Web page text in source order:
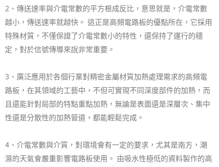
2、傳送速率與介電常數的平方根成反比，意思就是，介電常數
越小，傳送速率就越快。 這正是高頻電路板的優點所在，它採用
特殊材質，不僅保證了介電常數小的特性，還保持了運行的穩
定，對於信號傳導來說非常重要。
3、廣泛應用於各個行業對精密金屬材質加熱處理需求的高頻電
路板，在其領域的工藝中，不但可實現不同深度部件的加熱，而
且還能針對局部的特點重點加熱，無論是表面還是深層次、集中
性還是分散性的加熱管道，都能輕鬆完成。
4、介電常數與介質，對環境會有一定的要求，尤其是南方，潮
濕的天氣會嚴重影響電路板使用。 由吸水性極低的資料製作的高